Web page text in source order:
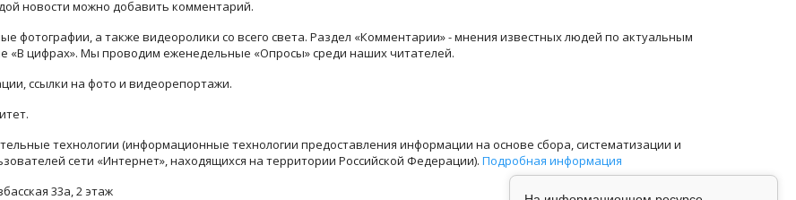
новости можно добавить комментарий.
фотографии, а также видеоролики со всего света. Раздел «Комментарии» - мнения известных людей по актуальным
«В цифрах». Мы проводим еженедельные «Опросы» среди наших читателей.
ссылки на фото и видеорепортажи.
технологии (информационные технологии предоставления информации на основе сбора, систематизации и
сети «Интернет», находящихся на территории Российской Федерации). Подробная информация
33а, 2 этаж